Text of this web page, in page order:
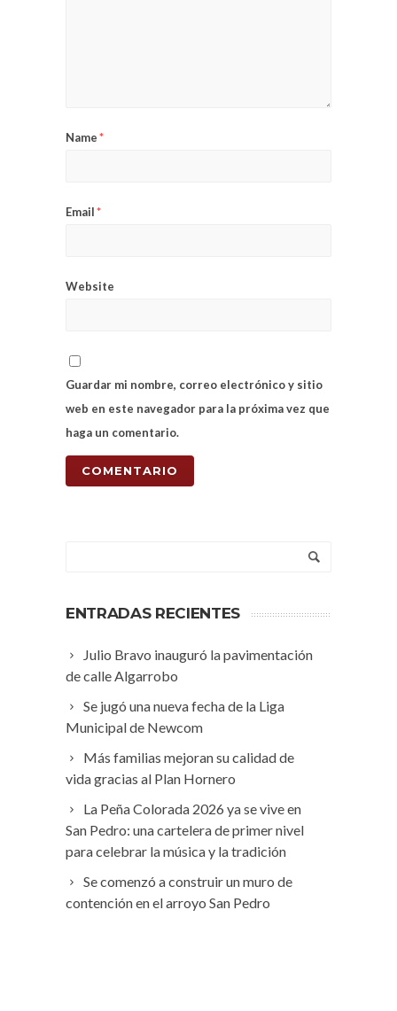
Name*
Email*
Website
Guardar mi nombre, correo electrónico y sitio
web en este navegador para la próxima vez que
haga un comentario.
ENTRADAS RECIENTES
Julio Bravo inauguró la pavimentación
de calle Algarrobo
Se jugó una nueva fecha de la Liga
Municipal de Newcom
Más familias mejoran su calidad de
vida gracias al Plan Hornero
La Peña Colorada 2026 ya se vive en
San Pedro: una cartelera de primer nivel
para celebrar la música y la tradición
Se comenzó a construir un muro de
contención en el arroyo San Pedro